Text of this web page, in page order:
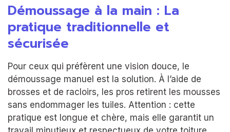
Démoussage à la main : La
pratique traditionnelle et
sécurisée
Pour ceux qui préfèrent une vision douce, le
démoussage manuel est la solution. À l’aide de
brosses et de racloirs, les pros retirent les mousses
sans endommager les tuiles. Attention : cette
pratique est longue et chère, mais elle garantit un